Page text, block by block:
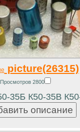
picture(26315)
Просмотров 2800
35Б К50-35В